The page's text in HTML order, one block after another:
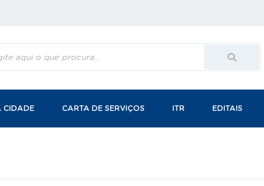
CIDADE CARTA DE SERVIÇOS ITR EDITAIS